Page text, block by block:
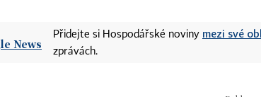
Přidejte si Hospodářské noviny mezi své
zprávách.